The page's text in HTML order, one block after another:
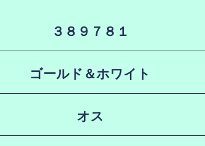
３８９７８１
ゴールド＆ホワイト
オス